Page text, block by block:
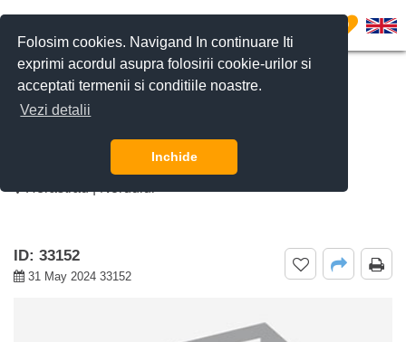
Folosim cookies. Navigand In continuare Iti
exprimi acordul asupra folosirii cookie-urilor si
acceptati termenii si conditiile noastre.
Vezi detalii
Inchide
0
Herastrau, Bucuresti
ID: 33152
31 May 2024 33152
CERE DETALII SUNĂ-NE